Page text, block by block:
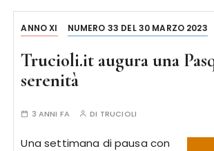
ANNO XI NUMERO 33 DEL 30 MARZO 2023
Trucioli.it augura una
serenità
3 ANNI FA DI TRUCIOLI
Una settimana di pausa con